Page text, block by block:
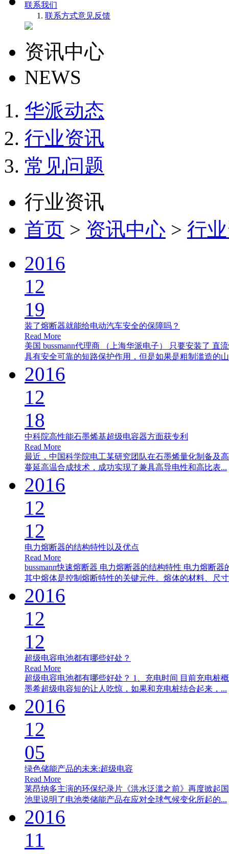
联系我们
联系方式意见反馈
资讯中心
NEWS
华派动态
行业资讯
常见问题
行业资讯
首页 > 资讯中心 > 行
2016
12
19
装了熔断器就能给电动汽车安全的保障吗？
Read More
美国 bussmann代理商 （上海华派电子） 只要安装了
具有安全可靠的短路保护作用，但是如果是粗制滥造的
2016
12
18
中科院高性能石墨烯基超级电容器方面获专利
Read More
最近，中国科学院电工某研究团队在石墨烯量化制备及
蔓延高温合成技术，成功实现了兼具高导电性和高比表...
2016
12
12
电力熔断器的结构特性以及优点
Read More
bussmann快速熔断器 电力熔断器的结构特性 电力熔断
其中熔体是控制熔断特性的关键元件。熔体的材料、尺
2016
12
12
超级电容电池都有哪些好处？
Read More
超级电容电池都有哪些好处？ 1、充电时间 目前充电桩
墨希超级电容短的让人吃惊，如果和充电桩结合起来，...
2016
12
05
绿色储能产品的未来:超级电容
Read More
莱昂纳多主演的环保纪录片《洪水泛滥之前》再度掀起
池里说明了电池类储能产品在应对全球气候变化所起的...
2016
11